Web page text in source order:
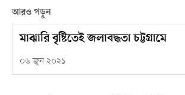
আরও পড়ুন
মাঝারি বৃষ্টিতেই জলাবদ্ধতা চট্টগ্রামে
০৬ জুন ২০২১